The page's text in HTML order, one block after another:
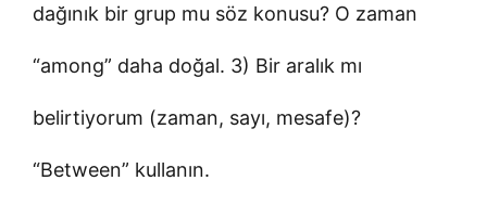
dağınık bir grup mu söz konusu? O zaman
“among” daha doğal. 3) Bir aralık mı
belirtiyorum (zaman, sayı, mesafe)?
“Between” kullanın.